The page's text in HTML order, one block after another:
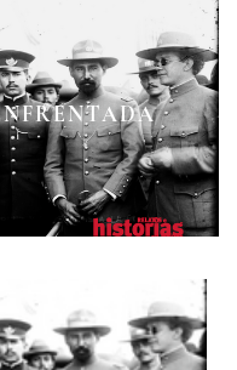
DEL GRAN
MONTAÑO